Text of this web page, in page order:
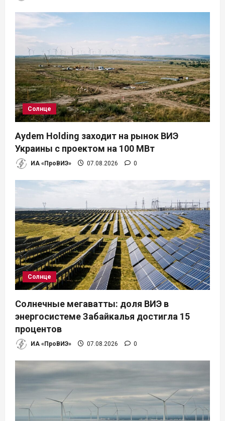
Солнце
Aydem Holding заходит на рынок ВИЭ
Украины с проектом на 100 МВт
ИА «ПроВИЭ» 07.08.2026 0
Солнце
Солнечные мегаватты: доля ВИЭ в
энергосистеме Забайкалья достигла 15
процентов
ИА «ПроВИЭ» 07.08.2026 0